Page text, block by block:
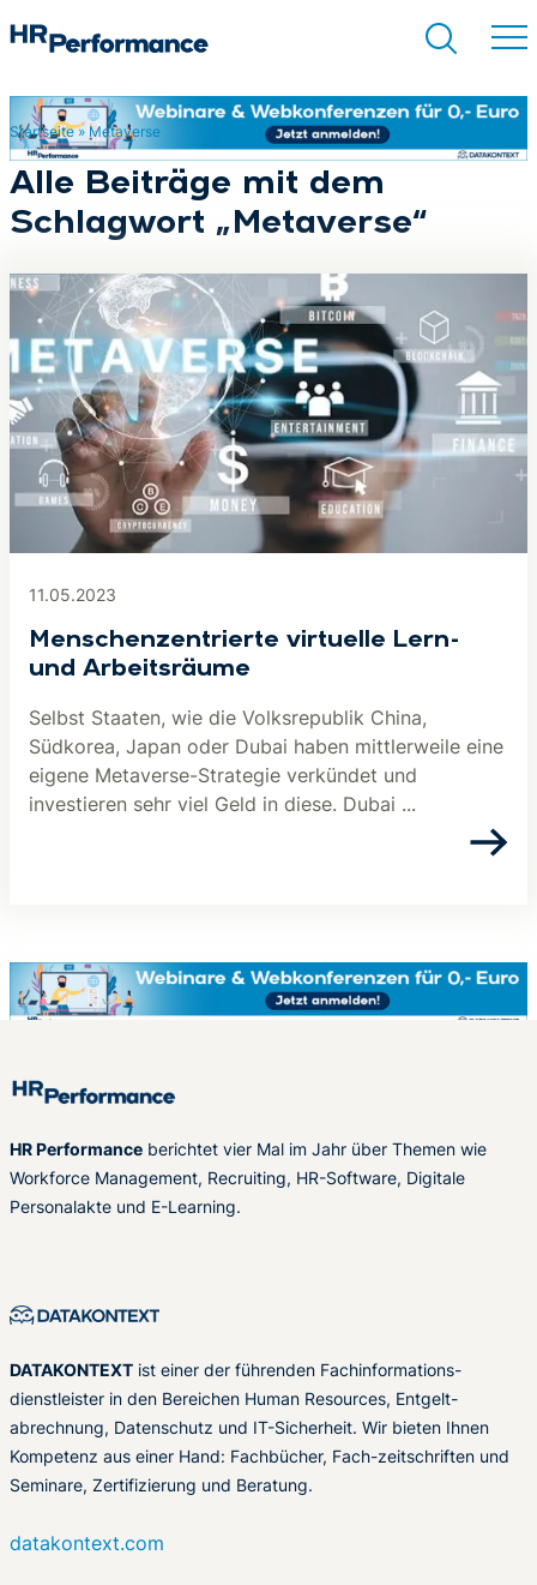
Suchen
Startseite» Metaverse
Alle Beiträge mit dem
Schlagwort „Metaverse“
11.05.2023
Menschenzentrierte virtuelle Lern-
und Arbeitsräume
Selbst Staaten, wie die Volksrepublik China,
Südkorea, Japan oder Dubai haben mittlerweile eine
eigene Metaverse-Strategie verkündet und
investieren sehr viel Geld in diese. Dubai ...
HR Performance berichtet vier Mal im Jahr über Themen wie
Workforce Management, Recruiting, HR-Software, Digitale
Personalakte und E-Learning.
DATAKONTEXT ist einer der führenden Fachinformations-
dienstleister in den Bereichen Human Resources, Entgelt-
abrechnung, Datenschutz und IT-Sicherheit. Wir bieten Ihnen
Kompetenz aus einer Hand: Fachbücher, Fach-zeitschriften und
Seminare, Zertifizierung und Beratung.
datakontext.com